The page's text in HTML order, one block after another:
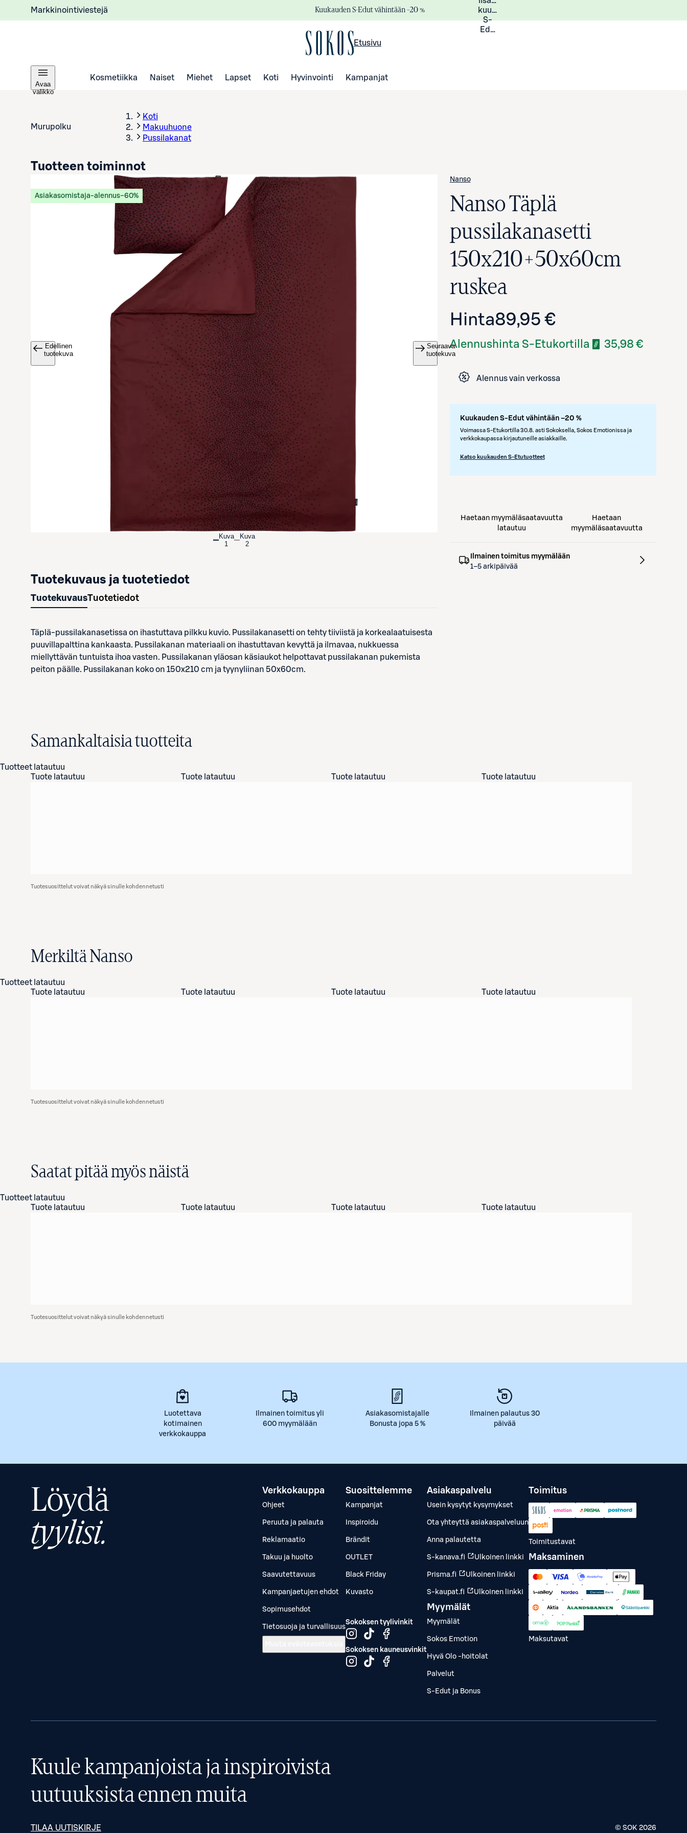
Markkinointiviestejä Kuukauden S-Edut vähintään –20 %
kuukauden
S-
Eduista
Etusivu
Avaa
valikko
Kosmetiikka Naiset Miehet Lapset Koti Hyvinvointi Kampanjat
Murupolku
Koti
Makuuhuone
Pussilakanat
Avaa tuotekuva suurennettuna
Asiakasomistaja-alennus−60%
Edellinen
tuotekuva
Seuraava
tuotekuva
Kuva
1
Kuva
2
Nanso
Nanso Täplä
pussilakanasetti
150x210+50x60cm
ruskea
Hinta89,95 €
Alennushinta S-Etukortilla 35,98 €
Alennus vain verkossa
Kuukauden S-Edut vähintään –20 %
Voimassa S-Etukortilla 30.8. asti Sokoksella, Sokos Emotionissa ja
verkkokaupassa kirjautuneille asiakkaille.
Katso kuukauden S-Etutuotteet
Tuotteen toiminnot
Haetaan myymäläsaatavuutta
latautuu
Haetaan
myymäläsaatavuutta
Ilmainen toimitus myymälään
1–5 arkipäivää
Tuotekuvaus ja tuotetiedot
TuotekuvausTuotetiedot
Täplä-pussilakanasetissa on ihastuttava pilkku kuvio. Pussilakanasetti on tehty tiiviistä ja korkealaatuisesta
puuvillapalttina kankaasta. Pussilakanan materiaali on ihastuttavan kevyttä ja ilmavaa, nukkuessa
miellyttävän tuntuista ihoa vasten. Pussilakanan yläosan käsiaukot helpottavat pussilakanan pukemista
peiton päälle. Pussilakanan koko on 150x210 cm ja tyynyliinan 50x60cm.
Samankaltaisia tuotteita
Tuotteet latautuu
Tuote latautuu
Tuote latautuu Tuote latautuu Tuote latautuu
Tuotesuosittelut voivat näkyä sinulle kohdennetusti
Merkiltä Nanso
Tuotteet latautuu
Tuote latautuu
Tuote latautuu Tuote latautuu Tuote latautuu
Tuotesuosittelut voivat näkyä sinulle kohdennetusti
Saatat pitää myös näistä
Tuotteet latautuu
Tuote latautuu
Tuote latautuu Tuote latautuu Tuote latautuu
Tuotesuosittelut voivat näkyä sinulle kohdennetusti
Luotettava
kotimainen
verkkokauppa
Ilmainen toimitus yli
600 myymälään
Asiakasomistajalle
Bonusta jopa 5 %
Ilmainen palautus 30
päivää
Löydä
tyylisi.
Verkkokauppa
Ohjeet
Peruuta ja palauta
Reklamaatio
Takuu ja huolto
Saavutettavuus
Kampanjaetujen ehdot
Sopimusehdot
Tietosuoja ja turvallisuus
Suosittelemme
Kampanjat
Inspiroidu
Brändit
OUTLET
Black Friday
Kuvasto
Sokoksen tyylivinkit
Sokoksen kauneusvinkit
Asiakaspalvelu
Usein kysytyt kysymykset
Ota yhteyttä asiakaspalveluun
Anna palautetta
S-kanava.fi Ulkoinen linkki
Prisma.fi Ulkoinen linkki
S-kaupat.fi Ulkoinen linkki
Myymälät
Myymälät
Sokos Emotion
Hyvä Olo -hoitolat
Palvelut
S-Edut ja Bonus
Toimitus
Toimitustavat
Maksaminen
Maksutavat
Kuule kampanjoista ja inspiroivista
uutuuksista ennen muita
TILAA UUTISKIRJE © SOK 2026